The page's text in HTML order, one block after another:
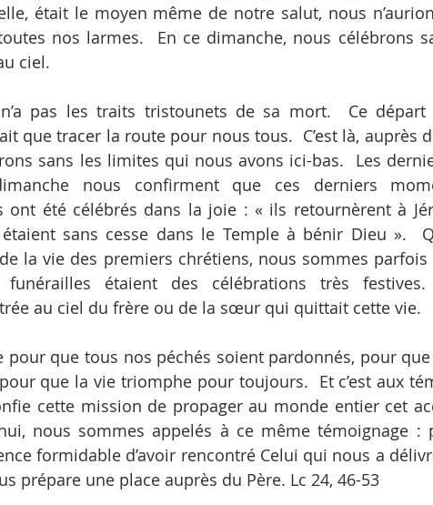
était le moyen même de notre salut, nous
nos larmes.  En ce dimanche, nous célébrons
ciel.
pas les traits tristounets de sa mort.  Ce départ
que tracer la route pour nous tous.  C’est là, auprès
sans les limites qui nous avons ici-bas.  Les
nous confirment que ces derniers
ont été célébrés dans la joie : « ils retournèrent à
sans cesse dans le Temple à bénir Dieu ».
la vie des premiers chrétiens, nous sommes parfois
étaient des célébrations très
au ciel du frère ou de la sœur qui quittait cette vie.
pour que tous nos péchés soient pardonnés, pour que
que la vie triomphe pour toujours.  Et c’est aux
cette mission de propager au monde entier cet
nous sommes appelés à ce même témoignage :
formidable d’avoir rencontré Celui qui nous a
prépare une place auprès du Père. Lc 24, 46-53